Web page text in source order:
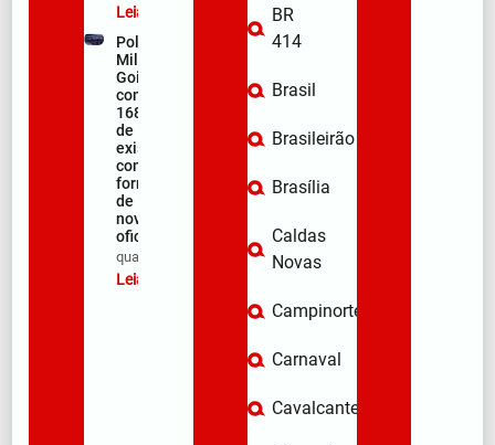
Leia mais »
Polícia
Militar de
Goiás
comemora
168 anos
de
existência
com
formação
de 106
novos
oficiais
qua/08/2026
Leia mais »
BR
414
Brasil
Brasileirão
Brasília
Caldas
Novas
Campinorte
Carnaval
Cavalcante